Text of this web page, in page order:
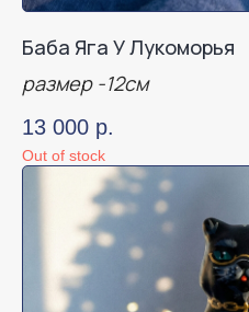
Баба Яга У Лукоморья
размер -12см
13 000 р.
Out of stock